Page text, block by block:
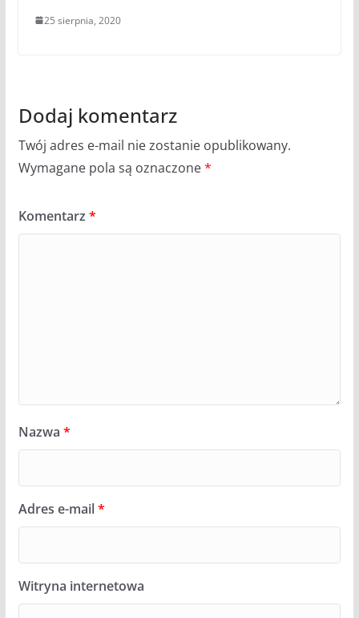
25 sierpnia, 2020
Dodaj komentarz
Twój adres e-mail nie zostanie opublikowany.
Wymagane pola są oznaczone*
Komentarz *
Nazwa *
Adres e-mail*
Witryna internetowa